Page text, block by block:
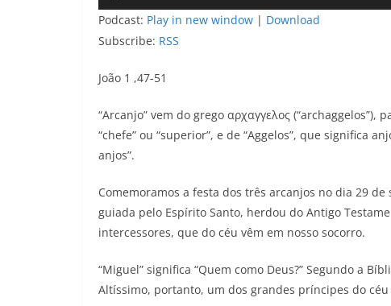
de
áudio
Podcast: Play in new window | Download
Subscribe: RSS
João 1 ,47-51
“Arcanjo” vem do grego αρχαγγελος
“chefe” ou “superior”, e de “Aggelos”, que significa
anjos”.
Comemoramos a festa dos três arcanjos no dia 29
guiada pelo Espírito Santo, herdou do Antigo
intercessores, que do céu vêm em nosso socorro.
“Miguel” significa “Quem como Deus?” Segundo a
Altíssimo, portanto, um dos grandes príncipes do